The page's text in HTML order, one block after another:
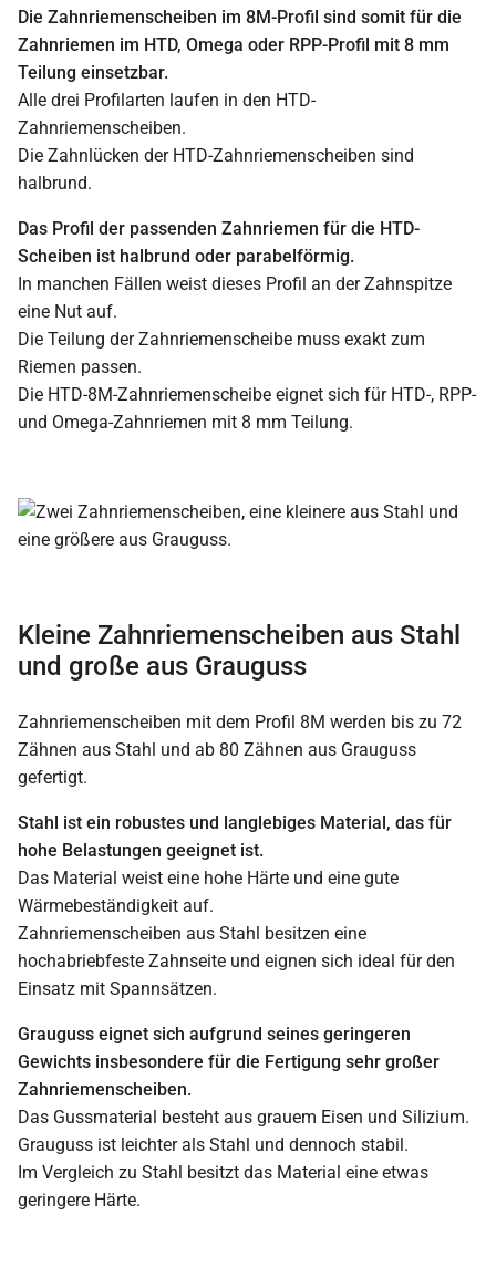
Die Zahnriemenscheiben im 8M-Profil sind somit für die
Zahnriemen im HTD, Omega oder RPP-Profil mit 8 mm
Teilung einsetzbar.
Alle drei Profilarten laufen in den HTD-
Zahnriemenscheiben.
Die Zahnlücken der HTD-Zahnriemenscheiben sind
halbrund.
Das Profil der passenden Zahnriemen für die HTD-
Scheiben ist halbrund oder parabelförmig.
In manchen Fällen weist dieses Profil an der Zahnspitze
eine Nut auf.
Die Teilung der Zahnriemenscheibe muss exakt zum
Riemen passen.
Die HTD-8M-Zahnriemenscheibe eignet sich für HTD-, RPP-
und Omega-Zahnriemen mit 8 mm Teilung.
Kleine Zahnriemenscheiben aus Stahl
und große aus Grauguss
Zahnriemenscheiben mit dem Profil 8M werden bis zu 72
Zähnen aus Stahl und ab 80 Zähnen aus Grauguss
gefertigt.
Stahl ist ein robustes und langlebiges Material, das für
hohe Belastungen geeignet ist.
Das Material weist eine hohe Härte und eine gute
Wärmebeständigkeit auf.
Zahnriemenscheiben aus Stahl besitzen eine
hochabriebfeste Zahnseite und eignen sich ideal für den
Einsatz mit Spannsätzen.
Grauguss eignet sich aufgrund seines geringeren
Gewichts insbesondere für die Fertigung sehr großer
Zahnriemenscheiben.
Das Gussmaterial besteht aus grauem Eisen und Silizium.
Grauguss ist leichter als Stahl und dennoch stabil.
Im Vergleich zu Stahl besitzt das Material eine etwas
geringere Härte.